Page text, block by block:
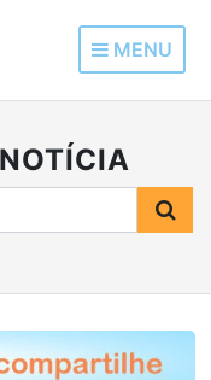
MENU